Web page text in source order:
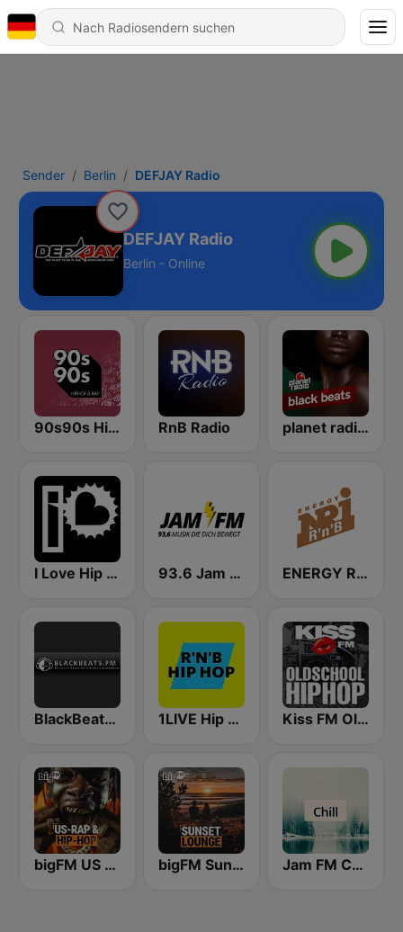
Sender Berlin DEFJAY Radio
DEFJAY Radio
Berlin - Online
90s90s Hiphop & Rap RnB Radio planet radio black beats
I Love Hip Hop 93.6 Jam FM ENERGY RNB
BlackBeats.FM 1LIVE Hip Hop & RnB Kiss FM Oldschool Hip Hop
bigFM US Rap & Hip-Hop bigFM Sunset Lounge Jam FM Chill